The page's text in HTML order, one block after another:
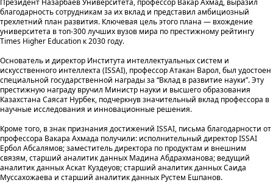
Президент Назарбаев Университета, профессор Вакар Ахмад, выразил
благодарность сотрудникам за их вклад и представил амбициозный
трехлетний план развития. Ключевая цель этого плана — вхождение
университета в топ-300 лучших вузов мира по престижному рейтингу
Times Higher Education к 2030 году.
Основатель и директор Института интеллектуальных систем и
искусственного интеллекта (ISSAI), профессор Атакан Варол, был удостоен
специальной государственной награды за “Вклад в развитие науки”. Эту
престижную награду вручил Министр науки и высшего образования
Казахстана Саясат Нурбек, подчеркнув значительный вклад профессора в
научные исследования и инновационные решения.
Кроме того, в знак признания достижений ISSAI, письма благодарности от
профессора Вакара Ахмада получили: исполнительный директор ISSAI
Ербол Абсалямов; заместитель директора по продуктам и внешним
связям, старший аналитик данных Мадина Абдрахманова; ведущий
аналитик данных Аскат Куздеуов; старший аналитик данных Саида
Муссахожаева и старший аналитик данных Рустем Ешпанов.